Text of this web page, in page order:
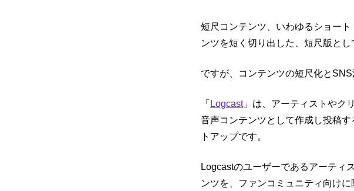
短尺コンテンツ、いわゆるショート
ンツを短く切り出した、短尺版とし
ですが、 コンテンツの短尺化と
「 Logcast」は、 アーティストやク
音声コンテンツとして作成し投稿
トアップです。
Logcastのユーザーであるアーティ
ンツを、ファンコミュニティ向けに